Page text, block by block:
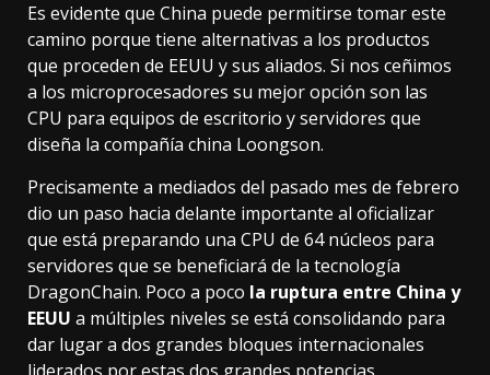
Es evidente que China puede permitirse tomar este
camino porque tiene alternativas a los productos
que proceden de EEUU y sus aliados. Si nos ceñimos
a los microprocesadores su mejor opción son las
CPU para equipos de escritorio y servidores que
diseña la compañía china Loongson.
Precisamente a mediados del pasado mes de febrero
dio un paso hacia delante importante al oficializar
que está preparando una CPU de 64 núcleos para
servidores que se beneficiará de la tecnología
DragonChain. Poco a poco la ruptura entre China y
EEUU a múltiples niveles se está consolidando para
dar lugar a dos grandes bloques internacionales